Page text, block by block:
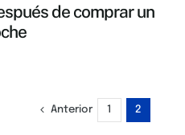
de comprar un
Anterior 1 2